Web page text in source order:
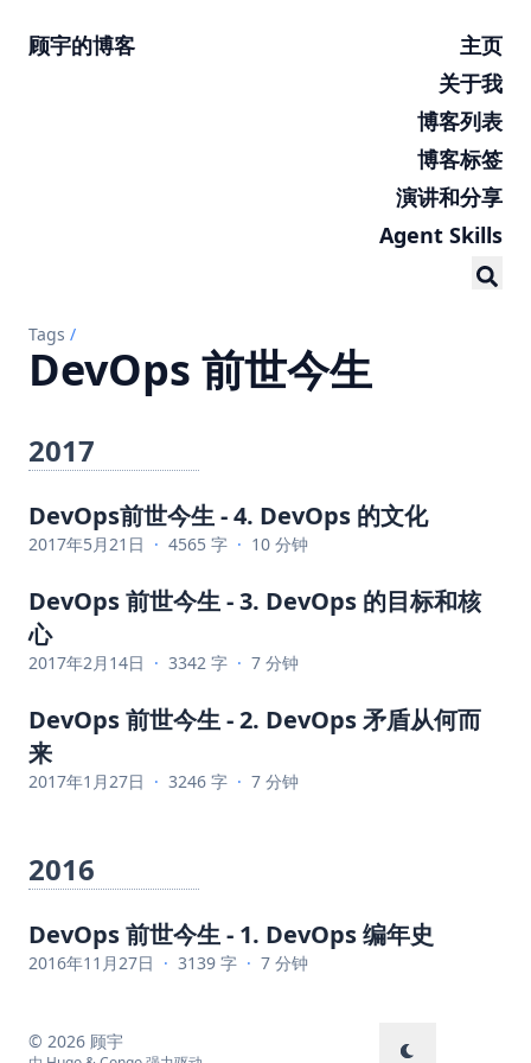
顾宇的博客
主页
关于我
博客列表
博客标签
演讲和分享
Agent Skills
Tags /
DevOps 前世今生
2017
DevOps前世今生 - 4. DevOps 的文化
2017年5月21日 · 4565 字 · 10 分钟
DevOps 前世今生 - 3. DevOps 的目标和核
心
2017年2月14日 · 3342 字 · 7 分钟
DevOps 前世今生 - 2. DevOps 矛盾从何而
来
2017年1月27日 · 3246 字 · 7 分钟
2016
DevOps 前世今生 - 1. DevOps 编年史
2016年11月27日 · 3139 字 · 7 分钟
© 2026 顾宇